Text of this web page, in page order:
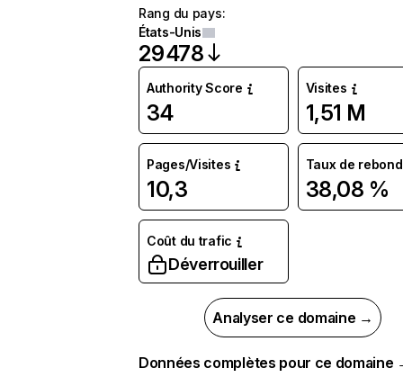
Rang du pays:
États-Unis
29 478
Authority Score
34
Visites
1,51 M
Pages/Visites
10,3
Taux de rebond
38,08 %
Coût du trafic
Déverrouiller
Analyser ce domaine →
Données complètes pour ce domaine